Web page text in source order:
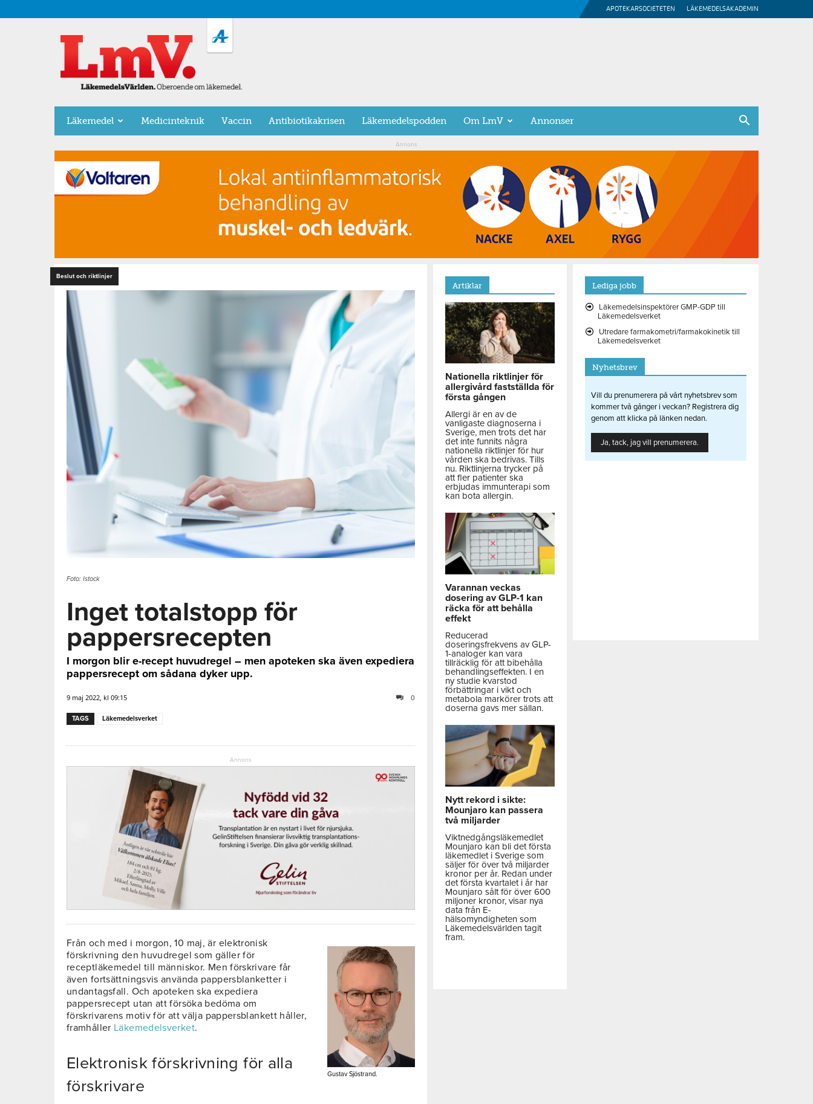
APOTEKARSOCIETETEN LÄKEMEDELSAKADEMIN
LäkemedelsVärlden
Läkemedel Medicinteknik Vaccin Antibiotikakrisen Läkemedelspodden Om LmV Annonser
Annons
Beslut och riktlinjer
Foto: Istock
Inget totalstopp för
pappersrecepten
I morgon blir e-recept huvudregel – men apoteken ska även expediera
pappersrecept om sådana dyker upp.
9 maj 2022, kl 09:15 0
TAGS Läkemedelsverket
Annons
Gustav Sjöstrand.
Från och med i morgon, 10 maj, är elektronisk
förskrivning den huvudregel som gäller för
receptläkemedel till människor. Men förskrivare får
även fortsättningsvis använda pappersblanketter i
undantagsfall. Och apoteken ska expediera
pappersrecept utan att försöka bedöma om
förskrivarens motiv för att välja pappersblankett håller,
framhåller Läkemedelsverket.
Elektronisk förskrivning för alla
förskrivare
Artiklar
Nationella riktlinjer för
allergivård fastställda för
första gången
Allergi är en av de
vanligaste diagnoserna i
Sverige, men trots det har
det inte funnits några
nationella riktlinjer för hur
vården ska bedrivas. Tills
nu. Riktlinjerna trycker på
att fler patienter ska
erbjudas immunterapi som
kan bota allergin.
Varannan veckas
dosering av GLP-1 kan
räcka för att behålla
effekt
Reducerad
doseringsfrekvens av GLP-
1-analoger kan vara
tillräcklig för att bibehålla
behandlingseffekten. I en
ny studie kvarstod
förbättringar i vikt och
metabola markörer trots att
doserna gavs mer sällan.
Nytt rekord i sikte:
Mounjaro kan passera
två miljarder
Viktnedgångsläkemedlet
Mounjaro kan bli det första
läkemedlet i Sverige som
säljer för över två miljarder
kronor per år. Redan under
det första kvartalet i år har
Mounjaro sålt för över 600
miljoner kronor, visar nya
data från E-
hälsomyndigheten som
Läkemedelsvärlden tagit
fram.
Lediga jobb
Läkemedelsinspektörer GMP-GDP till
Läkemedelsverket
Utredare farmakometri/farmakokinetik till
Läkemedelsverket
Nyhetsbrev
Vill du prenumerera på vårt nyhetsbrev som
kommer två gånger i veckan? Registrera dig
genom att klicka på länken nedan.
Ja, tack, jag vill prenumerera.